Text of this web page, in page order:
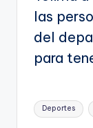
las
del
para
Etiquetas:
Deportes